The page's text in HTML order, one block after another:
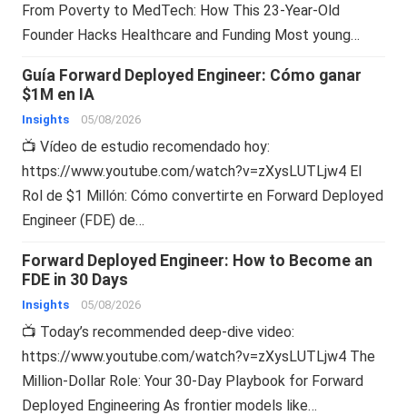
From Poverty to MedTech: How This 23-Year-Old
Founder Hacks Healthcare and Funding Most young…
Guía Forward Deployed Engineer: Cómo ganar
$1M en IA
Insights 05/08/2026
📺 Vídeo de estudio recomendado hoy:
https://www.youtube.com/watch?v=zXysLUTLjw4 El
Rol de $1 Millón: Cómo convertirte en Forward Deployed
Engineer (FDE) de…
Forward Deployed Engineer: How to Become an
FDE in 30 Days
Insights 05/08/2026
📺 Today’s recommended deep-dive video:
https://www.youtube.com/watch?v=zXysLUTLjw4 The
Million-Dollar Role: Your 30-Day Playbook for Forward
Deployed Engineering As frontier models like…